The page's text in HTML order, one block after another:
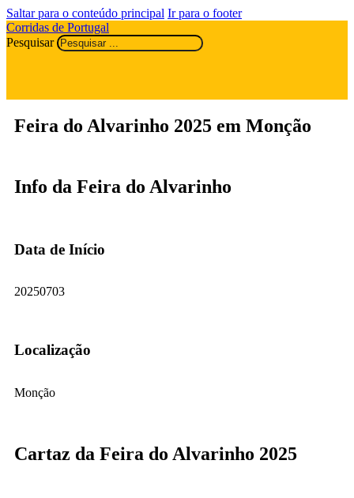
Saltar para o conteúdo principal Ir para o footer
Corridas de Portugal
Pesquisar
Feira do Alvarinho 2025 em Monção
Info da Feira do Alvarinho
Data de Início
20250703
Localização
Monção
Cartaz da Feira do Alvarinho 2025